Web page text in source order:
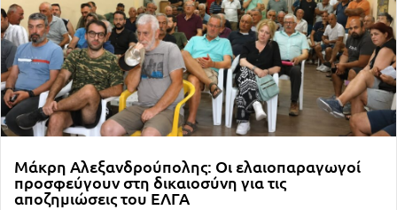
Μάκρη Αλεξανδρούπολης: Οι ελαιοπαραγωγοί
προσφεύγουν στη δικαιοσύνη για τις
αποζημιώσεις του ΕΛΓΑ